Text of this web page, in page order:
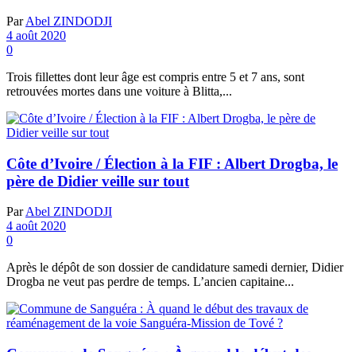
Par Abel ZINDODJI
4 août 2020
0
Trois fillettes dont leur âge est compris entre 5 et 7 ans, sont
retrouvées mortes dans une voiture à Blitta,...
Côte d’Ivoire / Élection à la FIF : Albert Drogba, le
père de Didier veille sur tout
Par Abel ZINDODJI
4 août 2020
0
Après le dépôt de son dossier de candidature samedi dernier, Didier
Drogba ne veut pas perdre de temps. L’ancien capitaine...